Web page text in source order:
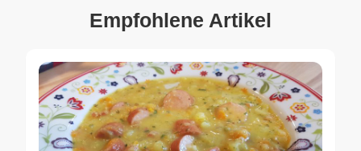
Empfohlene Artikel